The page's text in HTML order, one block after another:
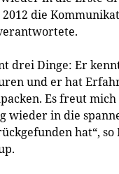
die
drei Dinge: Er
und er hat
Es freut mich
wieder in die
hat“, so